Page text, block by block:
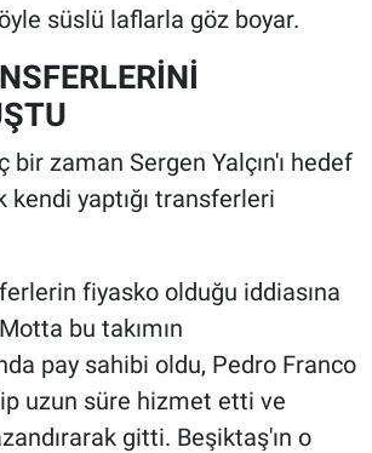
süslü laflarla göz boyar.
bir zaman Sergen Yalçın'ı hedef
kendi yaptığı transferleri
fiyasko olduğu iddiasına
bu takımın
pay sahibi oldu, Pedro Franco
uzun süre hizmet etti ve
gitti. Beşiktaş'ın o